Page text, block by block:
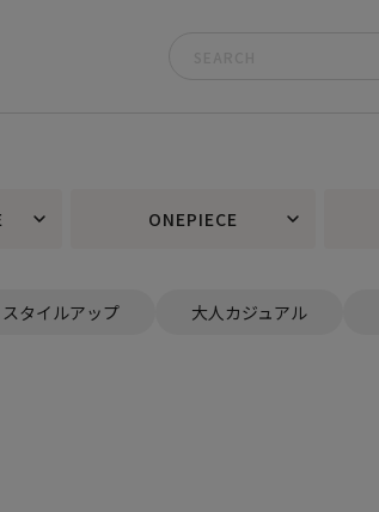
ONEPIECE
スタイルアップ 大人カジュアル